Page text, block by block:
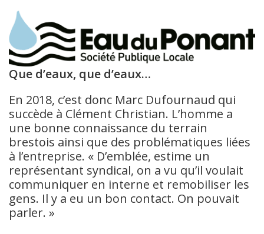
Que d’eaux, que d’eaux…
En 2018, c’est donc Marc Dufournaud qui
succède à Clément Christian. L’homme a
une bonne connaissance du terrain
brestois ainsi que des problématiques liées
à l’entreprise. « D’emblée, estime un
représentant syndical, on a vu qu’il voulait
communiquer en interne et remobiliser les
gens. Il y a eu un bon contact. On pouvait
parler. »